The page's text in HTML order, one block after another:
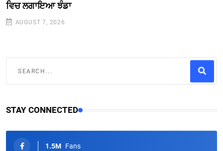
ਵਿਚ ਲਗਾਇਆ ਝੰਡਾ
AUGUST 7, 2026
STAY CONNECTED
1.5M Fans